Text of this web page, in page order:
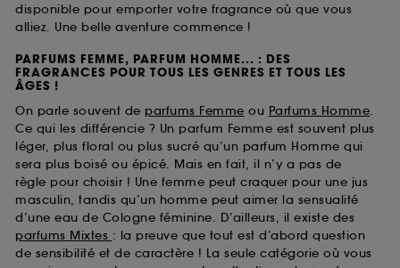
disponible pour emporter votre fragrance où que vous
alliez. Une belle aventure commence !
PARFUMS FEMME, PARFUM HOMME... : DES
FRAGRANCES POUR TOUS LES GENRES ET TOUS LES
ÂGES !
On parle souvent de parfums Femme ou Parfums Homme.
Ce qui les différencie ? Un parfum Femme est souvent plus
léger, plus floral ou plus sucré qu’un parfum Homme qui
sera plus boisé ou épicé. Mais en fait, il n’y a pas de
règle pour choisir ! Une femme peut craquer pour une jus
masculin, tandis qu’un homme peut aimer la sensualité
d’une eau de Cologne féminine. D’ailleurs, il existe des
parfums Mixtes : la preuve que tout est d’abord question
de sensibilité et de caractère ! La seule catégorie où vous